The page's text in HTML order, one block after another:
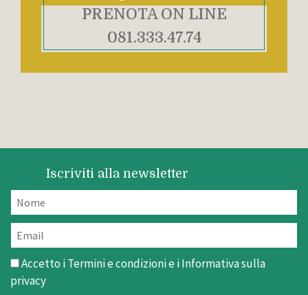
PRENOTA ON LINE
081.333.47.74
Iscriviti alla newsletter
Accetto iTermini e condizionie iInformativa sulla
privacy